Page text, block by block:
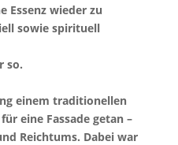
Essenz wieder zu
sowie spirituell
so.
einem traditionellen
eine Fassade getan –
Reichtums. Dabei war